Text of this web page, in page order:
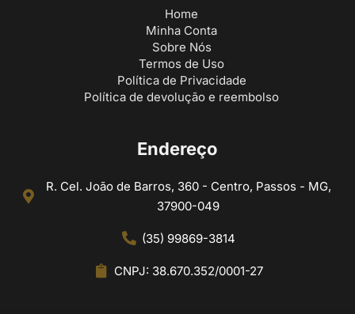
Home
Minha Conta
Sobre Nós
Termos de Uso
Política de Privacidade
Política de devolução e reembolso
Endereço
R. Cel. João de Barros, 360 - Centro, Passos - MG,
37900-049
(35) 99869-3814
CNPJ: 38.670.352/0001-27